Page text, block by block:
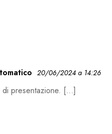
20/06/2024 a 14:26
di presentazione. […]